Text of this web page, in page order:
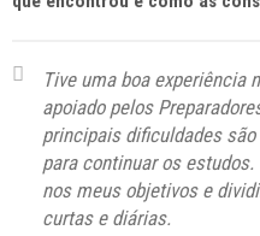
Tive uma boa experiência
apoiado pelos
principais dificuldades
para continuar os
nos meus objetivos e
curtas e diárias.